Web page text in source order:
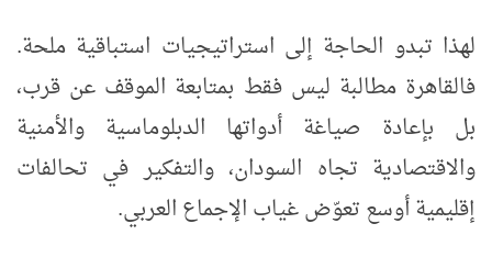
لهذا تبدو الحاجة إلى استراتيجيات استباقية ملحة.
فالقاهرة مطالبة ليس فقط بمتابعة الموقف عن قرب،
بل بإعادة صياغة أدواتها الدبلوماسية والأمنية
والاقتصادية تجاه السودان، والتفكير في تحالفات
إقليمية أوسع تعوّض غياب الإجماع العربي.